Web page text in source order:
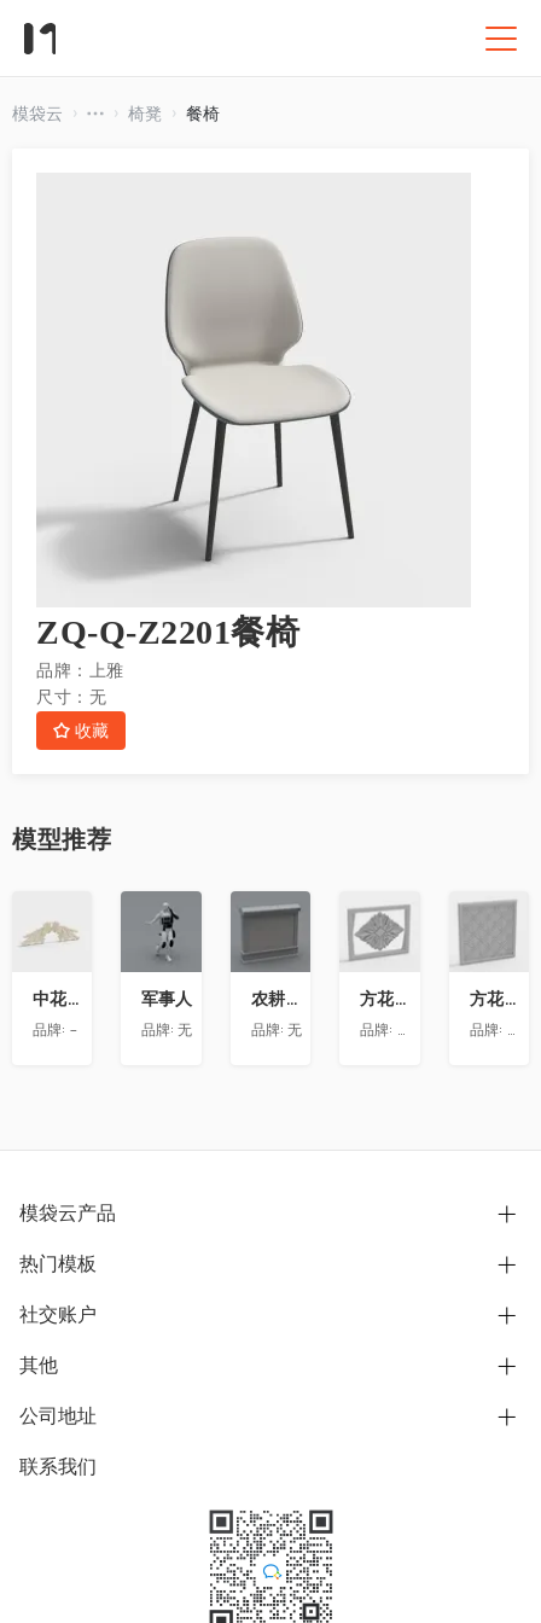
模袋云 椅凳 餐椅
ZQ-Q-Z2201餐椅
品牌： 上雅
尺寸： 无
收藏
模型推荐
藏
中花-12
品牌: -
收
藏
军事人
品牌:无
收
农耕文化墙
品牌: 无
收
藏
方花-020
品牌:
精品材质
收
方花-055
品牌:
精品
模袋云产品
别墅设计营销
模型协同展示分享
别墅社区
别墅模板
热门模板
欧式别墅
中式别墅
日式别墅
社交账户
B站
抖音
微信公众号
其他
用户服务协议
隐私政策
公司地址
上海市浦东新区东方路1215-1217号
联系我们